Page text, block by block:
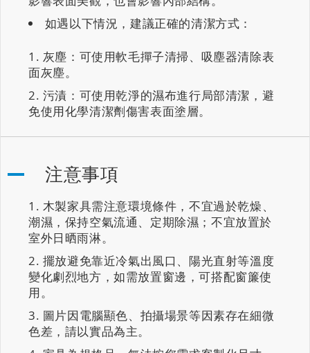
如遇以下情況，建議正確的清潔方式：
灰塵：可使用軟毛撣子清掃、吸塵器清除表
面灰塵。
污漬：可使用乾淨的濕布進行局部清潔，避
免使用化學清潔劑傷害表面塗層。
注意事項
木製家具需注意環境條件，不宜過於乾燥、
潮濕，保持空氣流通、定期除濕；不宜放置於
室外日晒雨淋。
擺放避免靠近冷氣出風口、陽光直射等溫度
變化劇烈地方，如需放置窗邊，可搭配窗簾使
用。
圖片因電腦顯色、拍攝場景等因素存在細微
色差，請以實品為主。